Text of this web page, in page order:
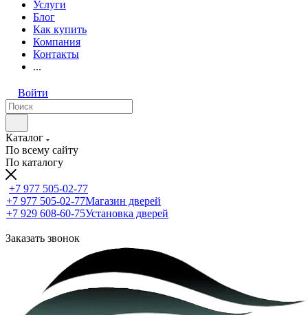
Услуги
Блог
Как купить
Компания
Контакты
...
Войти
Каталог
По всему сайту
По каталогу
+7 977 505-02-77
+7 977 505-02-77Магазин дверей
+7 929 608-60-75Установка дверей
Заказать звонок